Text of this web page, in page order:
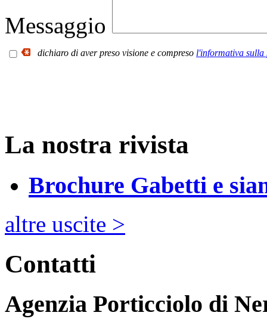
Messaggio
dichiaro di aver preso visione e compreso l'informativa sulla
La nostra rivista
Brochure Gabetti e
altre uscite >
Contatti
Agenzia Porticciolo di